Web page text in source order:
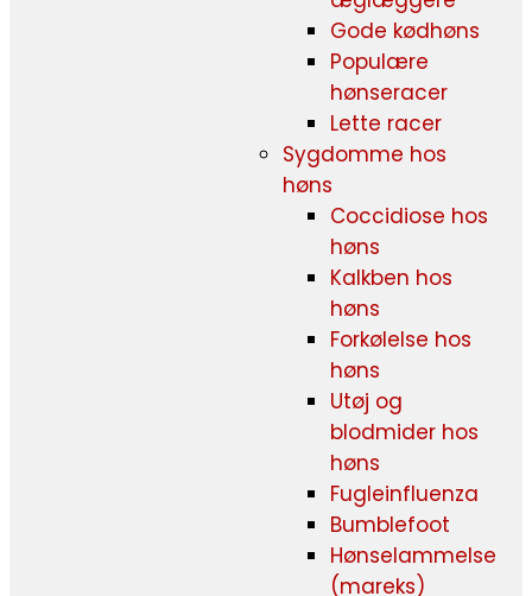
Gode kødhøns
Populære
hønseracer
Lette racer
Sygdomme hos
høns
Coccidiose hos
høns
Kalkben hos
høns
Forkølelse hos
høns
Utøj og
blodmider hos
høns
Fugleinfluenza
Bumblefoot
Hønselammelse
(mareks)